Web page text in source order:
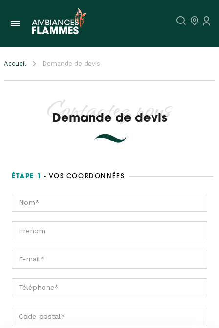
Accueil Demande de devis
Contactez nous
Demande de devis
ÉTAPE 1 - VOS COORDONNÉES